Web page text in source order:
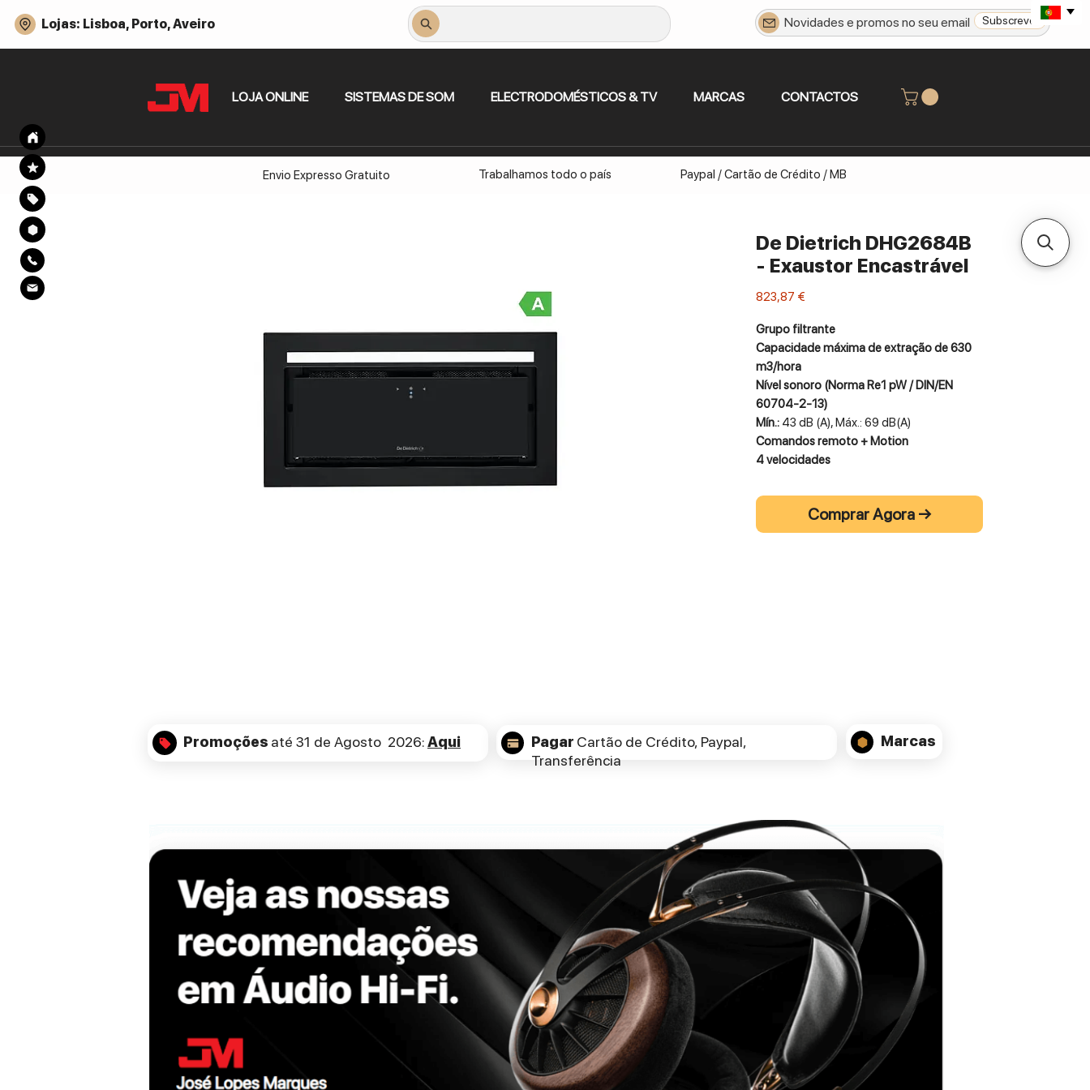
Subscrever
LOJA ONLINE SISTEMAS DE SOM ELECTRODOMÉSTICOS & TV MARCAS CONTACTOS
Lojas: Lisboa, Porto, Aveiro
Envio Expresso Gratuito Trabalhamos todo o país Paypal / Cartão de Crédito / MB
De Dietrich DHG2684B
- Exaustor Encastrável
823,87 €
Grupo filtrante
Capacidade máxima de extração de 630
m3/hora
Nível sonoro (Norma Re1 pW / DIN/EN
60704-2-13)
Mín.: 43 dB (A), Máx.: 69 dB(A)
Comandos remoto + Motion
4 velocidades
Filtros de gordura em alumínio
Instalação em modo reciclagem ou
evacuação
Comprar Agora →
Promoções até 31 de Agosto 2026:Aqui Pagar Cartão de Crédito, Paypal,
Transferência
Marcas